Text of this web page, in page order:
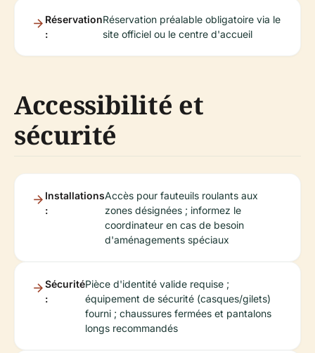
Réservation
:
Réservation préalable obligatoire via le
site officiel ou le centre d'accueil
Accessibilité et
sécurité
Installations
:
Accès pour fauteuils roulants aux
zones désignées ; informez le
coordinateur en cas de besoin
d'aménagements spéciaux
Sécurité
:
Pièce d'identité valide requise ;
équipement de sécurité (casques/gilets)
fourni ; chaussures fermées et pantalons
longs recommandés